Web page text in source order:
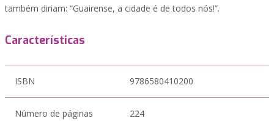
também diriam: “Guairense, a cidade é de todos nós!”.
Características
ISBN 9786580410200
Número de páginas 224